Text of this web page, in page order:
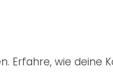
Erfahre, wie deine